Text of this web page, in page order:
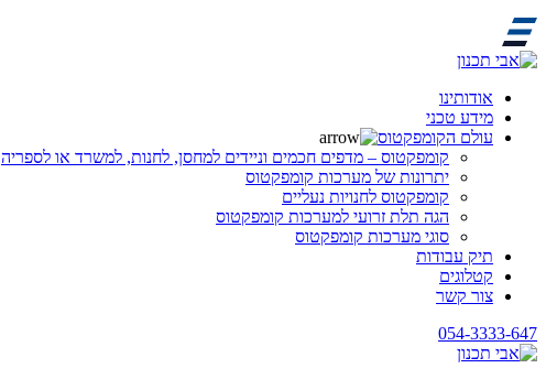
אודותינו
מידע טכני
עולם הקומפקטוס
קומפקטוס – מדפים חכמים וניידים למחסן, לחנות, למשרד או לספריה
יתרונות של מערכות קומפקטוס
קומפקטוס לחנויות נעליים
הגה תלת זרועי למערכות קומפקטוס
סוגי מערכות קומפקטוס
תיק עבודות
קטלוגים
צור קשר
054-3333-647